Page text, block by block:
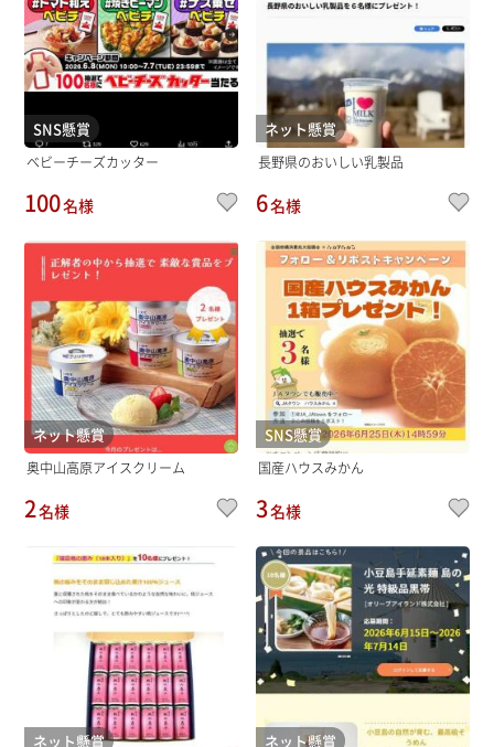
SNS懸賞
ベビーチーズカッター
100名様
ネット懸賞
長野県のおいしい乳製品
6名様
ネット懸賞
奥中山高原アイスクリーム
2名様
SNS懸賞
国産ハウスみかん
3名様
ネット懸賞 ネット懸賞